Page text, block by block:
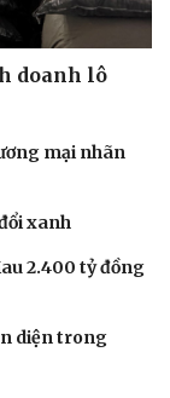
doanh lô
mại nhãn
xanh
2.400 tỷ đồng
diện trong